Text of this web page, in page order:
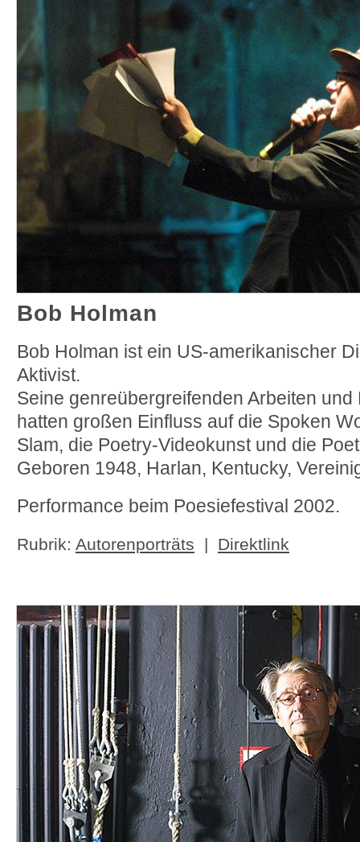
Bob Holman
Bob Holman ist ein US-amerikanischer
Aktivist.
Seine genreübergreifenden Arbeiten und
hatten großen Einfluss auf die Spoken
Slam, die Poetry-Videokunst und die
Geboren 1948, Harlan, Kentucky,
Performance beim Poesiefestival 2002.
Rubrik: Autorenporträts | Direktlink